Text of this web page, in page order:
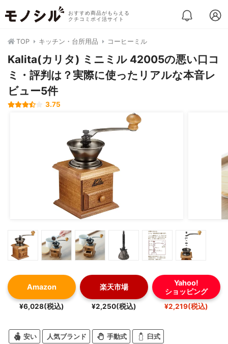
おすすめ商品がもらえる
クチコミポイ活サイト
TOP キッチン・台所用品 コーヒーミル
Kalita(カリタ) ミニミル 42005の悪い口コ
ミ・評判は？実際に使ったリアルな本音レ
ビュー5件
3.75
Amazon
¥6,028(税込)
楽天市場
¥2,250(税込)
Yahoo!
ショッピング
¥2,219(税込)
安い 人気ブランド 手動式 臼式